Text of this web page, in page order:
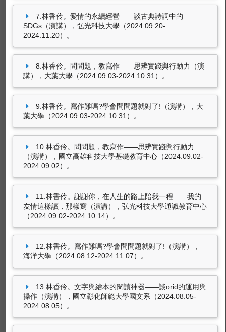
林香伶（2024.07）。與談人，文化札根的活水
——十二年國教文化教育論壇。台灣師範大學
（線上會議室)，TWN, 台灣。
林香伶（2024.05）。擔任研討會學術論文講評
人，2024湛華國際華文研究生及大學生學術研討
會。清華大學華文研究所，TWN, 台灣。
林香伶（2024.05）。出席國內學術會議擔任會
議論文講評人，第33屆詩學會議「詩學與文化
──多元視野．跨域研究學術研討會」。彰化師
範大學，TWN, 台灣。
林香伶（2023.10）。特約討論人，2023年第三
學，TWN, 台灣。
林香伶（2023.05）。擔任會議主持人及論文講
評人二篇，第十八屆有鳯初鳴----漢學多元化領
TWN, 台灣。
尚無資料
獎補助紀錄
林香伶，獲東海大學105學年度科技部特殊優秀
人才獎勵。
7.林香伶。愛情的永續經營 ——談古典詩詞中的
SDGs（演講），弘光科技大學（2024.09.20-
2024.11.20）。
8.林香伶。問問題，教寫作——思辨實踐與行動力（演
講），大葉大學（2024.09.03-2024.10.31）。
9.林香伶。寫作難嗎?學會問問題就對了!（演講），大
葉大學（2024.09.03-2024.10.31）。
10.林香伶。問問題，教寫作——思辨實踐與行動力
（演講），國立高雄科技大學基礎教育中心（2024.09.02-
2024.09.02）。
11.林香伶。謝謝你，在人生的路上陪我一程——我的
友情這樣讀，那樣寫（演講），弘光科技大學通識教育中心
（2024.09.02-2024.10.14）。
12.林香伶。寫作難嗎?學會問問題就對了!（演講），
海洋大學（2024.08.12-2024.11.07）。
13.林香伶。文字與繪本的閱讀神器——談orid的運用與
操作（演講），國立彰化師範大學國文系（2024.08.05-
2024.08.05）。